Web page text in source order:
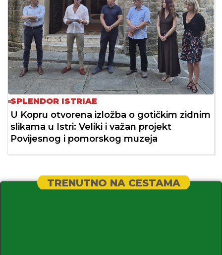
SPLENDOR ISTRIAE
U Kopru otvorena izložba o gotičkim zidnim
slikama u Istri: Veliki i važan projekt
Povijesnog i pomorskog muzeja
TRENUTNO NA CESTAMA